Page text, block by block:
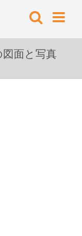
面と写真